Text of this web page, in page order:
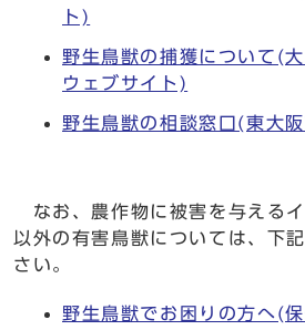
ト)
野生鳥獣の捕獲について(
ウェブサイト)
野生鳥獣の相談窓口(東大
なお、農作物に被害を与える
以外の有害鳥獣については、下
さい。
野生鳥獣でお困りの方へ